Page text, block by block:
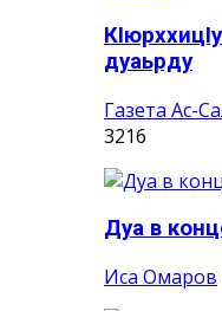
дуаьрду
Газета Ас-
3216
Дуа в
Иса Омаров